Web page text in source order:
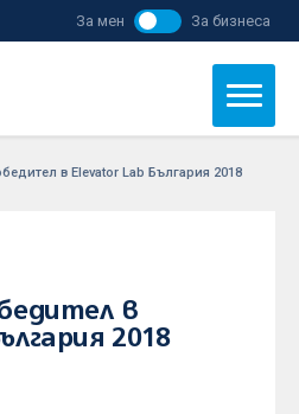
За мен За бизнеса
в Elevator Lab България 2018
в
2018